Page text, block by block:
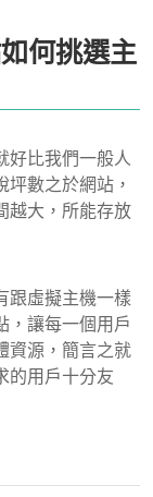
何挑選主
好比我們一般人
數之於網站，
越大，所能存放
跟虛擬主機一樣
，讓每一個用戶
資源，簡言之就
的用戶十分友